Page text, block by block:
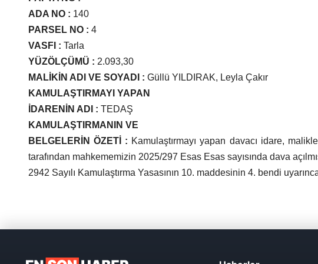
ADA NO : 140
PARSEL NO : 4
VASFI : Tarla
YÜZÖLÇÜMÜ : 2.093,30
MALİKİN ADI VE SOYADI : Güllü YILDIRAK, Leyla Çakır
KAMULAŞTIRMAYI YAPAN
İDARENİN ADI : TEDAŞ
KAMULAŞTIRMANIN VE
BELGELERİN ÖZETİ
: Kamulaştırmayı yapan davacı idare,
tarafından mahkememizin 2025/297 Esas Esas sayısında dava
2942 Sayılı Kamulaştırma Yasasının 10. maddesinin 4. bendi